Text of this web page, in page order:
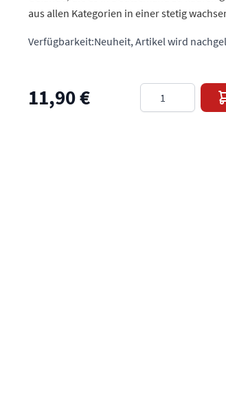
aus allen Kategorien in einer stetig
Verfügbarkeit:Neuheit, Artikel wird
11,90 € Menge